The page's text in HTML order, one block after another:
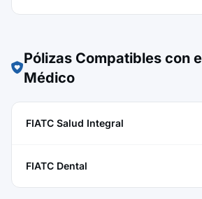
Pólizas Compatibles con
Médico
FIATC Salud Integral
FIATC Dental